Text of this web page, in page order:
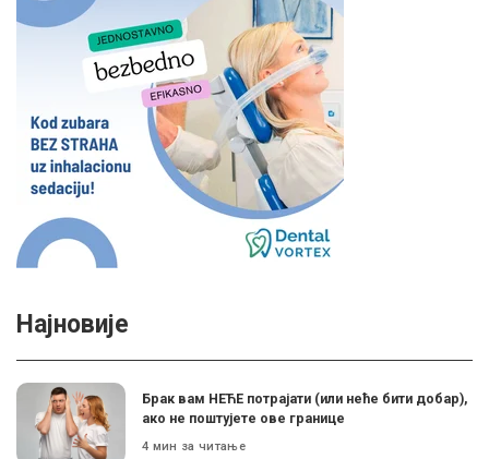
Најновије
Брак вам НЕЋЕ потрајати (или неће бити добар),
ако не поштујете ове границе
4 мин за читање